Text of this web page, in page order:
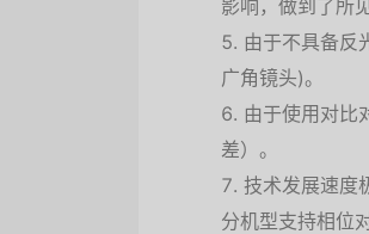
影响，做到了所
由于不具备反
广角镜头)。
由于使用对比
差）。
技术发展速度
分机型支持相位对